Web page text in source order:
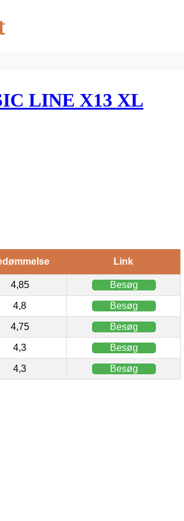
LINE X13 XL
Link
4,85 Besøg
4,8 Besøg
4,75 Besøg
4,3 Besøg
4,3 Besøg